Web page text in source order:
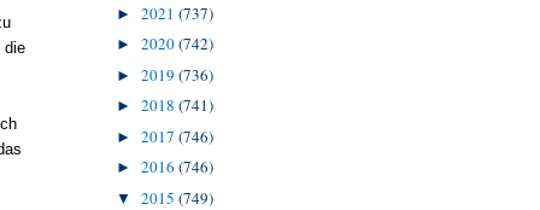
die
► 2021 (737)
► 2020(742)
► 2019 (736)
► 2018 (741)
► 2017 (746)
► 2016 (746)
▼ 2015 (749)